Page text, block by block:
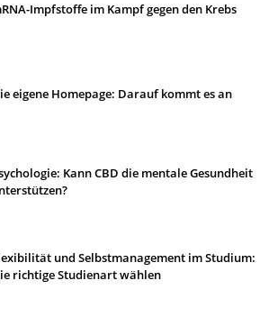
Impfstoffe im Kampf gegen den Krebs
eigene Homepage: Darauf kommt es an
Kann CBD die mentale Gesundheit
und Selbstmanagement im Studium:
richtige Studienart wählen